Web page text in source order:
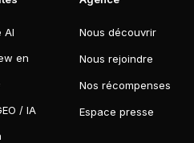
AI
en
/ IA
Nous découvrir
Nous rejoindre
Nos récompenses
Espace presse